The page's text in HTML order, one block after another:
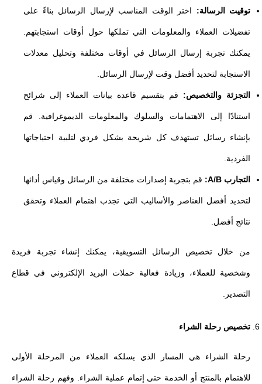
توقيت الرسالة: اختر الوقت المناسب لإرسال الرسائل بناءً على
تفضيلات العملاء والمعلومات التي تملكها حول أوقات استجابتهم.
يمكنك تجربة إرسال الرسائل في أوقات مختلفة وتحليل معدلات
الاستجابة لتحديد أفضل وقت لإرسال الرسائل.
التجزئة والتخصيص: قم بتقسيم قاعدة بيانات العملاء إلى شرائح
استنادًا إلى الاهتمامات والسلوك والمعلومات الديموغرافية. قم
بإنشاء رسائل تستهدف كل شريحة بشكل فردي لتلبية احتياجاتها
الفردية.
التجارب A/B: قم بتجربة إصدارات مختلفة من الرسائل وقياس أدائها
لتحديد أفضل العناصر والأساليب التي تجذب اهتمام العملاء وتحقق
نتائج أفضل.
من خلال تخصيص الرسائل التسويقية، يمكنك إنشاء تجربة فريدة
وشخصية للعملاء، وزيادة فعالية حملات البريد الإلكتروني في قطاع
التصدير.
تخصيص رحلة الشراء
رحلة الشراء هي المسار الذي يسلكه العملاء من المرحلة الأولى
للاهتمام بالمنتج أو الخدمة حتى إتمام عملية الشراء. وفهم رحلة الشراء